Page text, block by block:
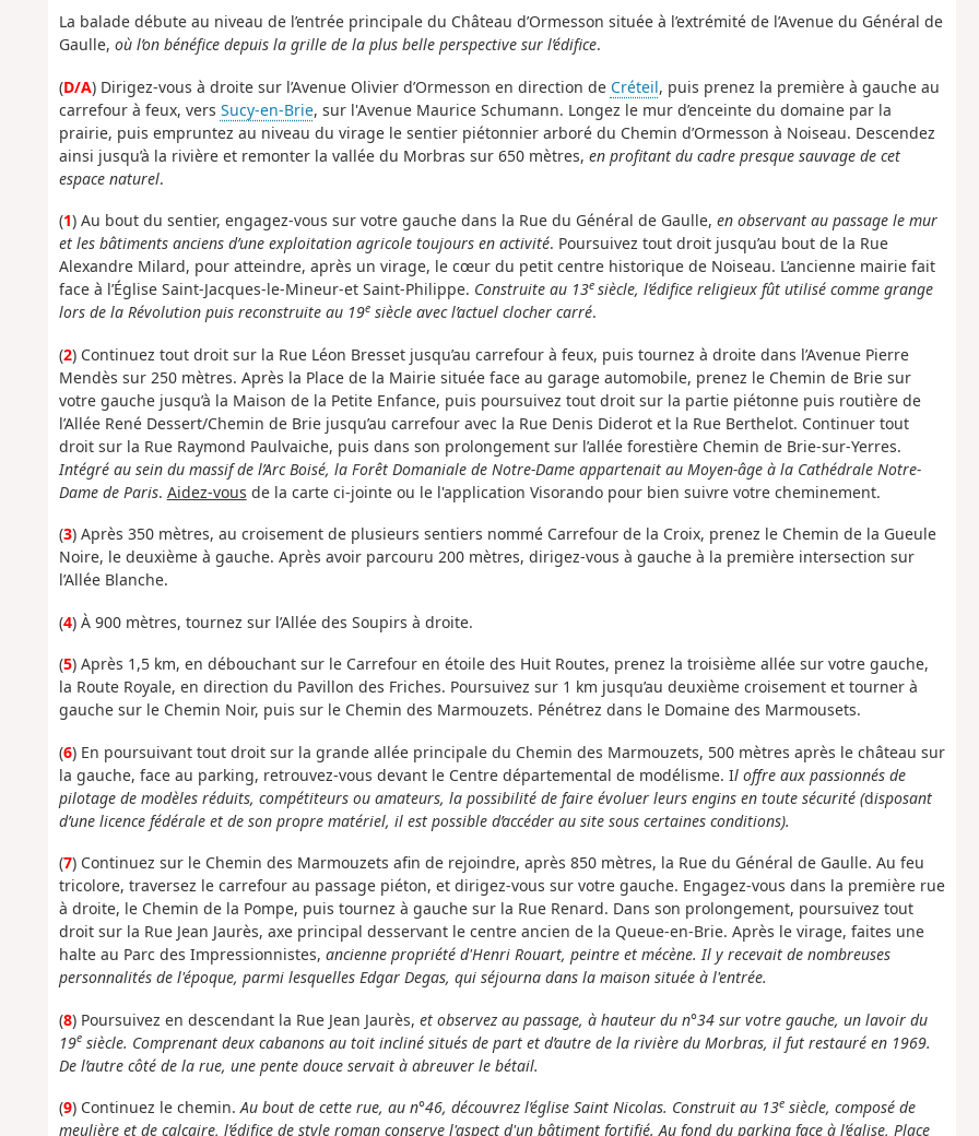
La balade débute au niveau de l’entrée principale du Château d’Ormesson située à l’extrémité de l’Avenue du Général de
Gaulle, où l’on bénéfice depuis la grille de la plus belle perspective sur l’édifice.
(D/A) Dirigez-vous à droite sur l’Avenue Olivier d’Ormesson en direction de Créteil, puis prenez la première à gauche au
carrefour à feux, vers Sucy-en-Brie, sur l'Avenue Maurice Schumann. Longez le mur d’enceinte du domaine par la
prairie, puis empruntez au niveau du virage le sentier piétonnier arboré du Chemin d’Ormesson à Noiseau. Descendez
ainsi jusqu’à la rivière et remonter la vallée du Morbras sur 650 mètres, en profitant du cadre presque sauvage de cet
espace naturel.
(1) Au bout du sentier, engagez-vous sur votre gauche dans la Rue du Général de Gaulle, en observant au passage le mur
et les bâtiments anciens d’une exploitation agricole toujours en activité. Poursuivez tout droit jusqu’au bout de la Rue
Alexandre Milard, pour atteindre, après un virage, le cœur du petit centre historique de Noiseau. L’ancienne mairie fait
face à l’Église Saint-Jacques-le-Mineur-et Saint-Philippe. Construite au 13e siècle, l’édifice religieux fût utilisé comme grange
lors de la Révolution puis reconstruite au 19esiècle avec l’actuel clocher carré.
(2) Continuez tout droit sur la Rue Léon Bresset jusqu’au carrefour à feux, puis tournez à droite dans l’Avenue Pierre
Mendès sur 250 mètres. Après la Place de la Mairie située face au garage automobile, prenez le Chemin de Brie sur
votre gauche jusqu’à la Maison de la Petite Enfance, puis poursuivez tout droit sur la partie piétonne puis routière de
l’Allée René Dessert/Chemin de Brie jusqu’au carrefour avec la Rue Denis Diderot et la Rue Berthelot. Continuer tout
droit sur la Rue Raymond Paulvaiche, puis dans son prolongement sur l’allée forestière Chemin de Brie-sur-Yerres.
Intégré au sein du massif de l’Arc Boisé, la Forêt Domaniale de Notre-Dame appartenait au Moyen-âge à la Cathédrale Notre-
Dame de Paris. Aidez-vous de la carte ci-jointe ou le l'application Visorando pour bien suivre votre cheminement.
(3) Après 350 mètres, au croisement de plusieurs sentiers nommé Carrefour de la Croix, prenez le Chemin de la Gueule
Noire, le deuxième à gauche. Après avoir parcouru 200 mètres, dirigez-vous à gauche à la première intersection sur
l’Allée Blanche.
(4) À 900 mètres, tournez sur l’Allée des Soupirs à droite.
(5) Après 1,5 km, en débouchant sur le Carrefour en étoile des Huit Routes, prenez la troisième allée sur votre gauche,
la Route Royale, en direction du Pavillon des Friches. Poursuivez sur 1 km jusqu’au deuxième croisement et tourner à
gauche sur le Chemin Noir, puis sur le Chemin des Marmouzets. Pénétrez dans le Domaine des Marmousets.
(6) En poursuivant tout droit sur la grande allée principale du Chemin des Marmouzets, 500 mètres après le château sur
la gauche, face au parking, retrouvez-vous devant le Centre départemental de modélisme. Il offre aux passionnés de
pilotage de modèles réduits, compétiteurs ou amateurs, la possibilité de faire évoluer leurs engins en toute sécurité (disposant
d’une licence fédérale et de son propre matériel, il est possible d’accéder au site sous certaines conditions).
(7) Continuez sur le Chemin des Marmouzets afin de rejoindre, après 850 mètres, la Rue du Général de Gaulle. Au feu
tricolore, traversez le carrefour au passage piéton, et dirigez-vous sur votre gauche. Engagez-vous dans la première rue
à droite, le Chemin de la Pompe, puis tournez à gauche sur la Rue Renard. Dans son prolongement, poursuivez tout
droit sur la Rue Jean Jaurès, axe principal desservant le centre ancien de la Queue-en-Brie. Après le virage, faites une
halte au Parc des Impressionnistes, ancienne propriété d'Henri Rouart, peintre et mécène. Il y recevait de nombreuses
personnalités de l'époque, parmi lesquelles Edgar Degas, qui séjourna dans la maison située à l'entrée.
(8) Poursuivez en descendant la Rue Jean Jaurès, et observez au passage, à hauteur du n°34 sur votre gauche, un lavoir du
19esiècle. Comprenant deux cabanons au toit incliné situés de part et d’autre de la rivière du Morbras, il fut restauré en 1969.
De l’autre côté de la rue, une pente douce servait à abreuver le bétail.
(9) Continuez le chemin.Au bout de cette rue, au n°46, découvrez l’église Saint Nicolas. Construit au 13esiècle, composé de
meulière et de calcaire, l’édifice de style roman conserve l'aspect d'un bâtiment fortifié. Au fond du parking face à l’église, Place